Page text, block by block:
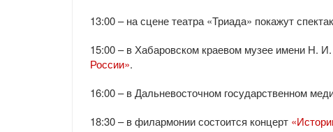
13:00 – на сцене театра «Триада» покажут
15:00 – в Хабаровском краевом музее имени Н.
России».
16:00 – в Дальневосточном государственном
18:30 – в филармонии состоится концерт